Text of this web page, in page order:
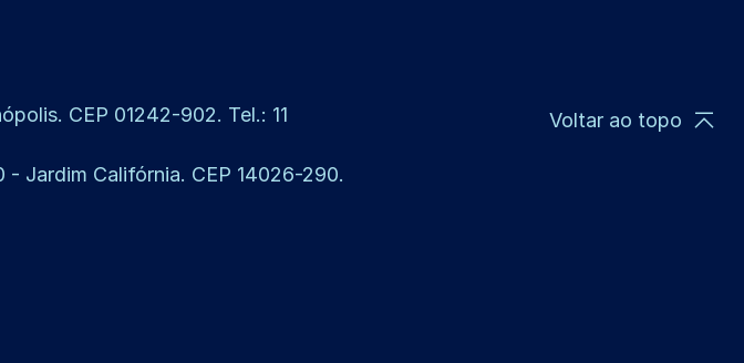
CEP 01242-902. Tel.: 11
- Jardim Califórnia. CEP 14026-290.
Voltar ao topo